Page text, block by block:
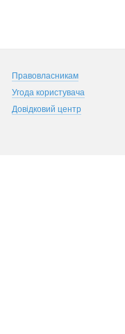
Правовласникам
Угода користувача
Довідковий центр